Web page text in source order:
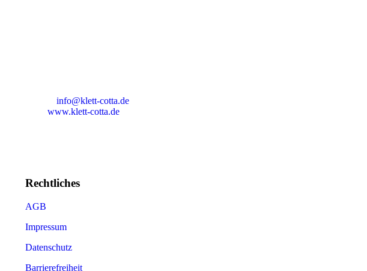
info@klett-cotta.de
www.klett-cotta.de
Rechtliches
AGB
Impressum
Datenschutz
Barrierefreiheit